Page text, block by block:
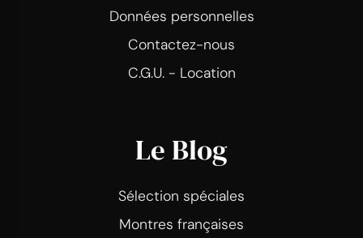
Données personnelles
Contactez-nous
C.G.U. - Location
Le Blog
Sélection spéciales
Montres françaises